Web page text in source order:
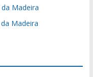
Madeira
Madeira